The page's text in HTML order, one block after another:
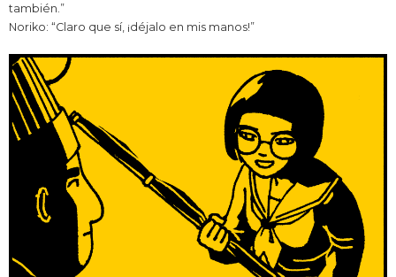
también.”
Noriko: “Claro que sí, ¡déjalo en mis manos!”